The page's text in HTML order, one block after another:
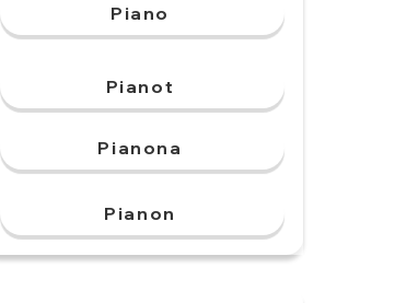
Piano
Pianot
Pianona
Pianon